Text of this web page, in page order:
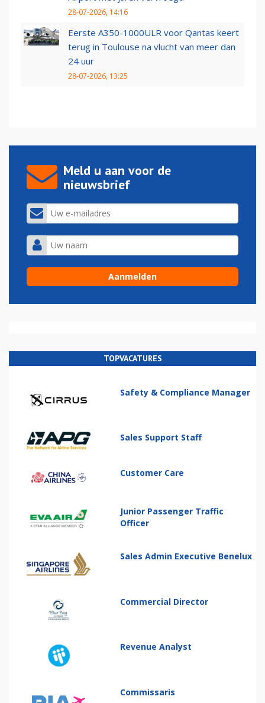
28-07-2026, 14:16
Eerste A350-1000ULR voor Qantas keert
terug in Toulouse na vlucht van meer dan
24 uur
28-07-2026, 13:25
Meld u aan voor de
nieuwsbrief
TOPVACATURES
Safety & Compliance Manager
Sales Support Staff
Customer Care
Junior Passenger Traffic
Officer
Sales Admin Executive Benelux
Commercial Director
Revenue Analyst
Commissaris